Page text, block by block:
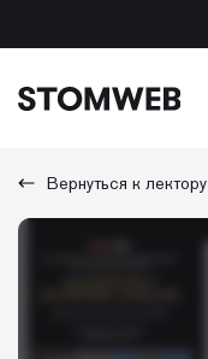
Вернуться к лектору